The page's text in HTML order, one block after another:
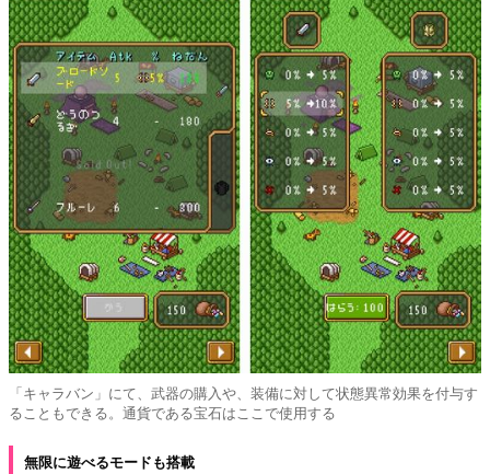
「キャラバン」にて、武器の購入や、装備に対して状態異常効果を付与す
ることもできる。通貨である宝石はここで使用する
無限に遊べるモードも搭載